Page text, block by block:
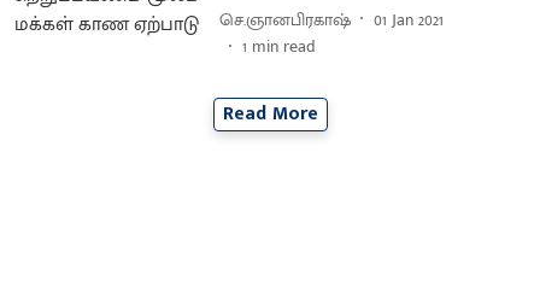
செ.ஞானபிரகாஷ்
01 Jan 2021
1 min read
Read More